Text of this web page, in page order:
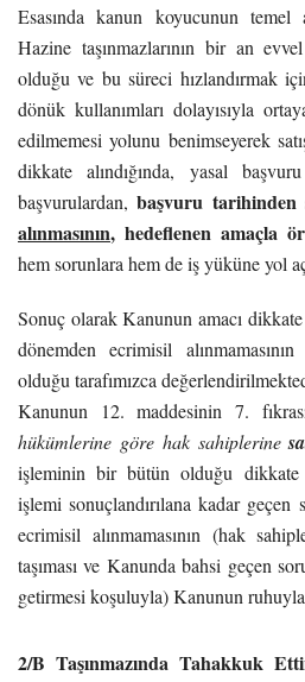
Esasında kanun koyucunun temel
Hazine taşınmazlarının bir an
olduğu ve bu süreci hızlandırmak
dönük kullanımları dolayısıyla
edilmemesi yolunu benimseyerek
dikkate alındığında, yasal
başvurulardan,başvuru
alınmasının, hedeflenen amaçla
hem sorunlara hem de iş yüküne yol
Sonuç olarak Kanunun amacı dikkate
dönemden ecrimisil
olduğu tarafımızca
Kanunun 12. maddesinin 7.
hükümlerine göre hak sahiplerine
işleminin bir bütün olduğu dikkate
işlemi sonuçlandırılana kadar
ecrimisil alınmamasının (hak
taşıması ve Kanunda bahsi geçen
getirmesi koşuluyla) Kanunun
2/B Taşınmazında Tahakkuk